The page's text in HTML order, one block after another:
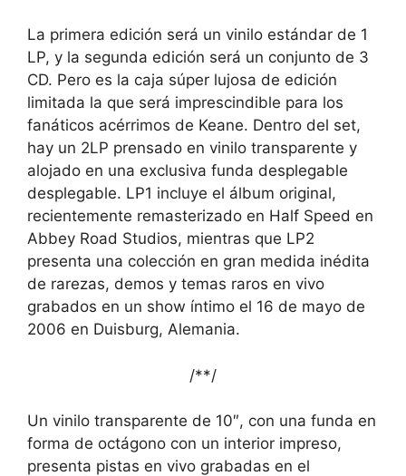
La primera edición será un vinilo estándar de 1
LP, y la segunda edición será un conjunto de 3
CD. Pero es la caja súper lujosa de edición
limitada la que será imprescindible para los
fanáticos acérrimos de Keane. Dentro del set,
hay un 2LP prensado en vinilo transparente y
alojado en una exclusiva funda desplegable
desplegable. LP1 incluye el álbum original,
recientemente remasterizado en Half Speed ​​en
Abbey Road Studios, mientras que LP2
presenta una colección en gran medida inédita
de rarezas, demos y temas raros en vivo
grabados en un show íntimo el 16 de mayo de
2006 en Duisburg, Alemania.
/**/
Un vinilo transparente de 10″, con una funda en
forma de octágono con un interior impreso,
presenta pistas en vivo grabadas en el